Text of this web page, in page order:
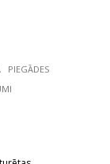
PIEGĀDES